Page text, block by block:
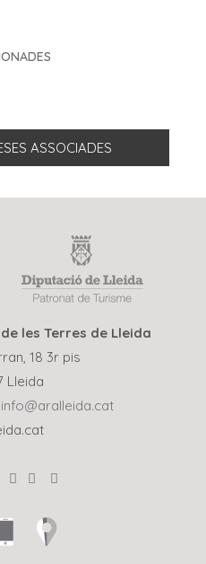
ASSOCIADES
les Terres de Lleida
18 3r pis
Lleida
info@aralleida.cat